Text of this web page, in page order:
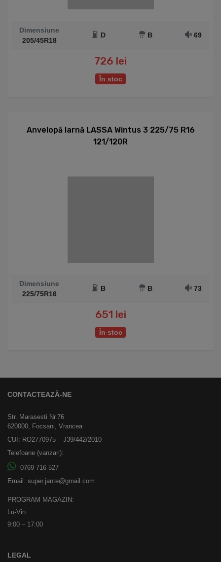
Dimensiune
205/45R18
D B 69
726 lei
În stoc
Anvelopă Iarnă LASSA Wintus 3 225/75 R16
121/120R
Dimensiune
225/75R16
B B 73
651 lei
În stoc
CONTACTEAZĂ-NE
Str. Marasesti Nr.76
620000, Focsani, Vrancea
CUI: RO2770975 – J39/442/2010
Telefoane (vanzari):
0769 716 527
Email: super.jante@gmail.com
PROGRAM MAGAZIN:
Lu-Vin
9:00 – 17:00
LEGAL